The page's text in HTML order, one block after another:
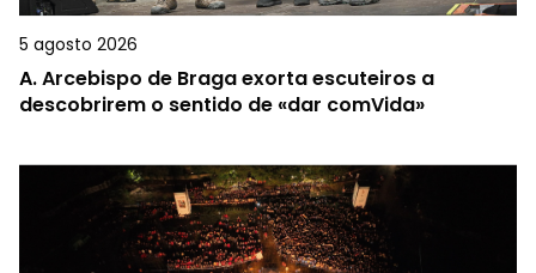
5 agosto 2026
A.Arcebispo de Braga exorta escuteiros a
descobrirem o sentido de «dar comVida»